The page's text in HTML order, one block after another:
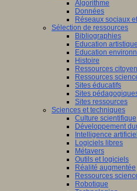
Algorithme
Données
Réseaux sociaux
Sélection de ressources
Bibliographies
Education artistique
Education
Histoire
Ressources
Ressources
Sites éducatifs
Sites
Sites ressources
Sciences et techniques
Culture scientifique
Développement
Intelligence
Logiciels libres
Métavers
Outils et logiciels
Réalité augmentée
Ressources
Robotique